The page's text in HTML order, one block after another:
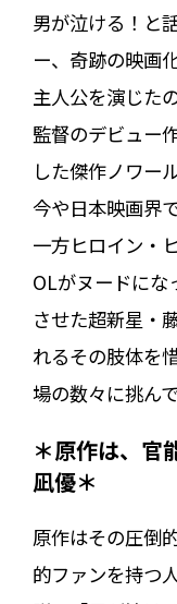
男が泣ける！と
ー、奇跡の映画
主人公を演じた
監督のデビュー
した傑作ノワー
今や日本映画界
一方ヒロイン・
OLがヌードにな
させた超新星・
れるその肢体を
場の数々に挑んで
＊原作は、官
凪優＊
原作はその圧倒
的ファンを持つ